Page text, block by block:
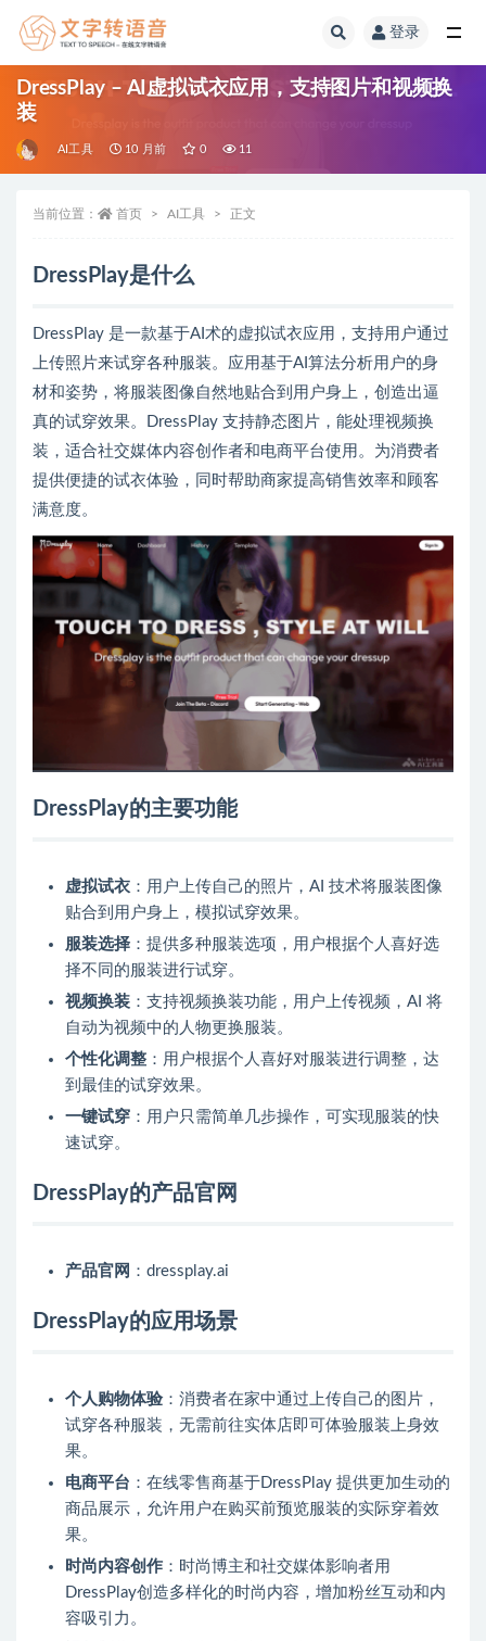
登录
DressPlay – AI虚拟试衣应用，支持图片和视频换
装
AI工具 10 月前 0 11
当前位置： 首页 AI工具 正文
DressPlay是什么
DressPlay 是一款基于AI术的虚拟试衣应用，支持用户通过
上传照片来试穿各种服装。应用基于AI算法分析用户的身
材和姿势，将服装图像自然地贴合到用户身上，创造出逼
真的试穿效果。DressPlay 支持静态图片，能处理视频换
装，适合社交媒体内容创作者和电商平台使用。为消费者
提供便捷的试衣体验，同时帮助商家提高销售效率和顾客
满意度。
DressPlay的主要功能
虚拟试衣 ：用户上传自己的照片，AI 技术将服装图像
贴合到用户身上，模拟试穿效果。
服装选择 ：提供多种服装选项，用户根据个人喜好选
择不同的服装进行试穿。
视频换装 ：支持视频换装功能，用户上传视频，AI 将
自动为视频中的人物更换服装。
个性化调整 ：用户根据个人喜好对服装进行调整，达
到最佳的试穿效果。
一键试穿 ：用户只需简单几步操作，可实现服装的快
速试穿。
DressPlay的产品官网
产品官网 ：dressplay.ai
DressPlay的应用场景
个人购物体验：消费者在家中通过上传自己的图片，
试穿各种服装，无需前往实体店即可体验服装上身效
果。
电商平台 ：在线零售商基于DressPlay 提供更加生动的
商品展示，允许用户在购买前预览服装的实际穿着效
果。
时尚内容创作 ：时尚博主和社交媒体影响者用
DressPlay创造多样化的时尚内容，增加粉丝互动和内
容吸引力。